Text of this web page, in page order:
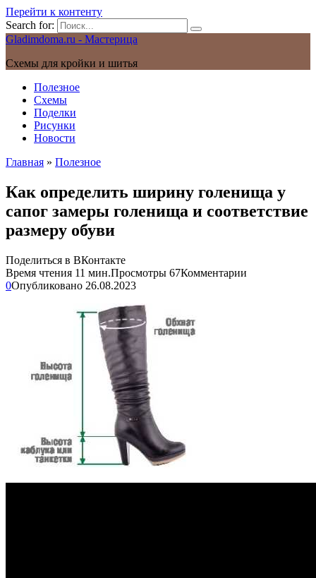
Перейти к контенту
Search for:
Gladimdoma.ru - Мастерица
Схемы для кройки и шитья
Полезное
Схемы
Поделки
Рисунки
Новости
Главная » Полезное
Как определить ширину голенища у
сапог замеры голенища и соответствие
размеру обуви
Поделиться в ВКонтакте
Время чтения 11 мин.Просмотры 67Комментарии
0Опубликовано 26.08.2023